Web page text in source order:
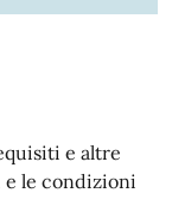
e altre
le condizioni